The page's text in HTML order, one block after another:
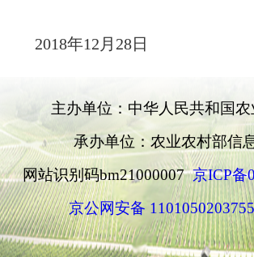
2018年12 月 28日
主办单位：中华人民共和国
承办单位：农业农村部信
网站识别码bm21000007京ICP备
京公网安备